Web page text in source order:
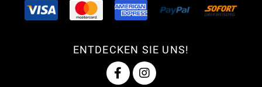
ENTDECKEN SIE UNS!